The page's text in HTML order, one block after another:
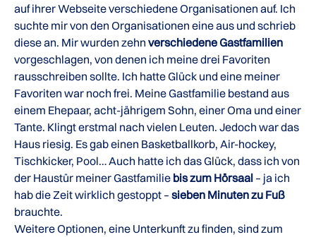
auf ihrer Webseite verschiedene Organisationen auf. Ich
suchte mir von den Organisationen eine aus und schrieb
diese an. Mir wurden zehn verschiedene Gastfamilien
vorgeschlagen, von denen ich meine drei Favoriten
rausschreiben sollte. Ich hatte Glück und eine meiner
Favoriten war noch frei. Meine Gastfamilie bestand aus
einem Ehepaar, acht-jährigem Sohn, einer Oma und einer
Tante. Klingt erstmal nach vielen Leuten. Jedoch war das
Haus riesig. Es gab einen Basketballkorb, Air-hockey,
Tischkicker, Pool… Auch hatte ich das Glück, dass ich von
der Haustür meiner Gastfamilie bis zum Hörsaal – ja ich
hab die Zeit wirklich gestoppt – sieben Minuten zu Fuß
brauchte.
Weitere Optionen, eine Unterkunft zu finden, sind zum